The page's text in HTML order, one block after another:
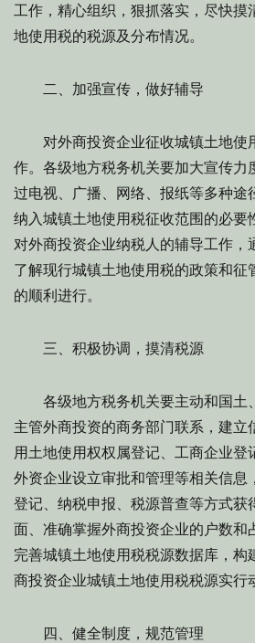
工作，精心组织，狠抓落实，尽快摸
地使用税的税源及分布情况。
二、加强宣传，做好辅导
对外商投资企业征收城镇土地使
作。各级地方税务机关要加大宣传力
过电视、广播、网络、报纸等多种途
纳入城镇土地使用税征收范围的必要
对外商投资企业纳税人的辅导工作，
了解现行城镇土地使用税的政策和征
的顺利进行。
三、积极协调，摸清税源
各级地方税务机关要主动和国土
主管外商投资的商务部门联系，建立
用土地使用权权属登记、工商企业登
外资企业设立审批和管理等相关信息
登记、纳税申报、税源普查等方式获
面、准确掌握外商投资企业的户数和
完善城镇土地使用税税源数据库，构
商投资企业城镇土地使用税税源实行
四、健全制度，规范管理